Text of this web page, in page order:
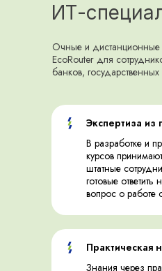
ИТ-
Очные и дистанционные
EcoRouter для
банков,
Практическая
Знания через
Экспертиза из
В разработке и
курсов
штатные
готовые
вопрос о работе